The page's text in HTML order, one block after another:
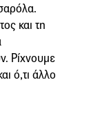
και τη
Ρίχνουμε
ό,τι άλλο